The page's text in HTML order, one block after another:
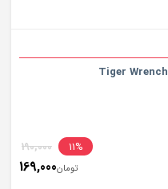
11%
190,000
تومان169,000